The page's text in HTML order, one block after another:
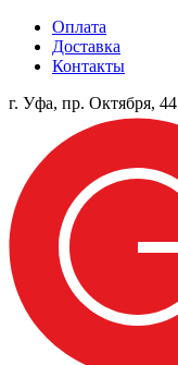
Оплата
Доставка
Контакты
г. Уфа, пр. Октября, 44